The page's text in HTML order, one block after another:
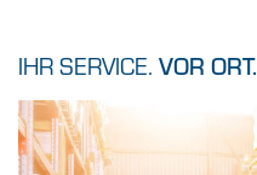
IHR SERVICE. VOR ORT.